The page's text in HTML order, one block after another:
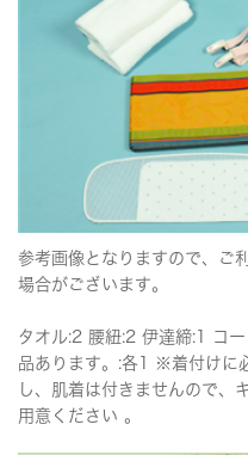
参考画像となりますので、ご
場合がございます。
タオル:2 腰紐:2 伊達締:1 コ
品あります。:各1 ※着付けに
し、肌着は付きませんので、
用意ください 。